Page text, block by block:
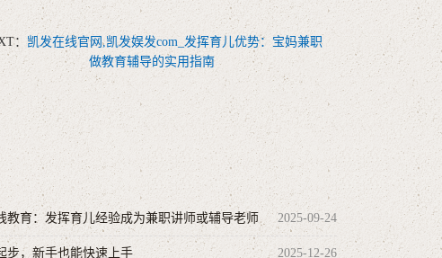
： 凯发在线官网,凯发娱发com_发挥育儿优势：宝妈兼职
做教育辅导的实用指南
育：发挥育儿经验成为兼职讲师或辅导老师 2025-09-24
步，新手也能快速上手 2025-12-26